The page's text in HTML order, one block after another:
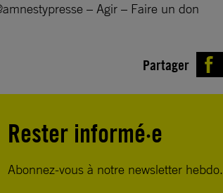
– Agir – Faire un don
Partager
Rester informé·e
Abonnez-vous à notre newsletter hebdo.